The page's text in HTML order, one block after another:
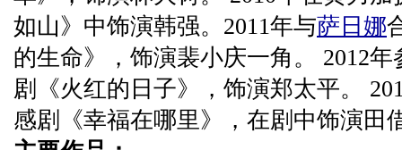
如山》中饰演韩强。2011年与萨日娜
的生命》，饰演裴小庆一角。 2012
剧《火红的日子》，饰演郑太平。
感剧《幸福在哪里》，在剧中饰演田